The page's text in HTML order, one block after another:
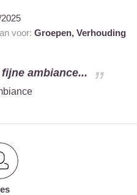
voor: Groepen, Verhouding
ambiance...